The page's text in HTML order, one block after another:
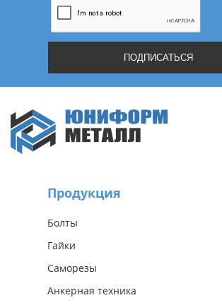
Продукция
Болты
Гайки
Саморезы
Анкерная техника